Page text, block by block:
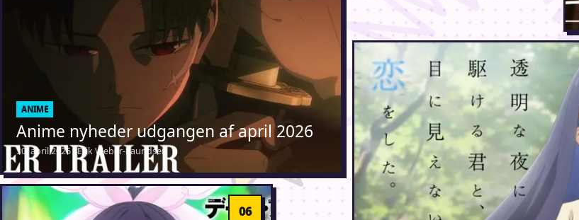
ANIME
Anime nyheder udgangen af april 2026
30. april 2026 · Erik Weber-Lauridsen